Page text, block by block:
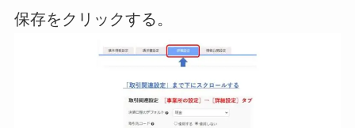
保存をクリックする。